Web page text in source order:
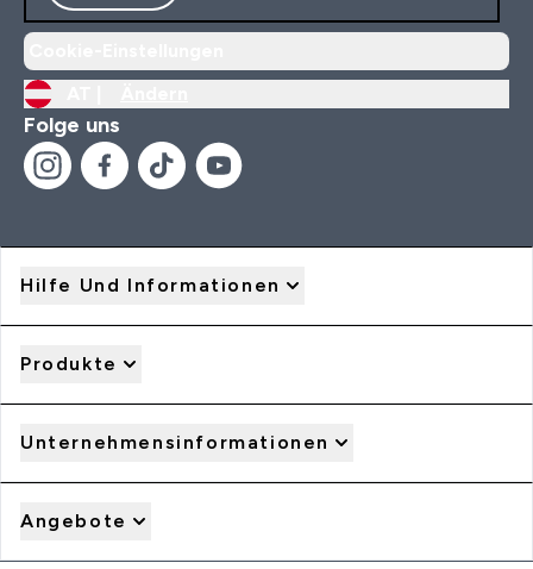
Folge uns
Hilfe Und Informationen
Produkte
Unternehmensinformationen
Angebote